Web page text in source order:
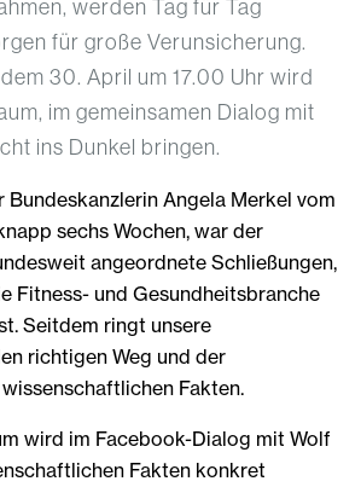
werden Tag für Tag
für große Verunsicherung.
30. April um 17.00 Uhr wird
im gemeinsamen Dialog mit
ins Dunkel bringen.
Bundeskanzlerin Angela Merkel vom
sechs Wochen, war der
angeordnete Schließungen,
Fitness- und Gesundheitsbranche
Seitdem ringt unsere
richtigen Weg und der
Fakten.
wird im Facebook-Dialog mit Wolf
Fakten konkret